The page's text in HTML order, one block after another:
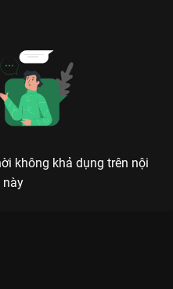
không khả dụng trên nội
này